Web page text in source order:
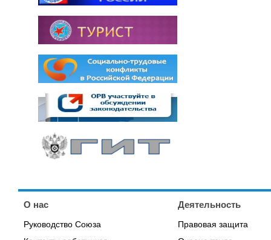
О нас
Руководство Союза
Деятельность
Правовая защита